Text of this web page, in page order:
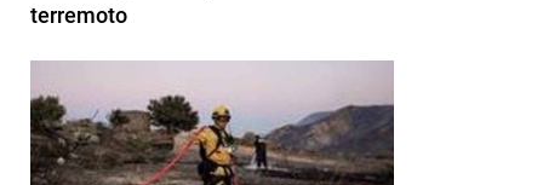
terremoto